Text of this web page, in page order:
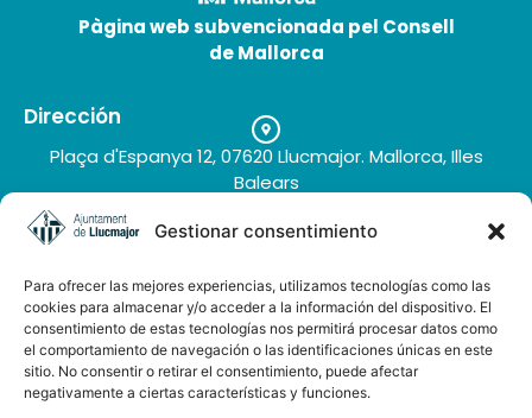
Gestionar consentimiento
Para ofrecer las mejores experiencias, utilizamos tecnologías como las
cookies para almacenar y/o acceder a la información del dispositivo. El
consentimiento de estas tecnologías nos permitirá procesar datos como
el comportamiento de navegación o las identificaciones únicas en este
sitio. No consentir o retirar el consentimiento, puede afectar
negativamente a ciertas características y funciones.
Amazonas | 3★
Pàgina web subvencionada pel Consell
de Mallorca
Dirección
Plaça d'Espanya 12, 07620 Llucmajor. Mallorca, Illes
Balears
Teléfono
+34 971 66 91 62
turisme@llucmajor.org
Galería de imágenes
Buzón de sugerencias